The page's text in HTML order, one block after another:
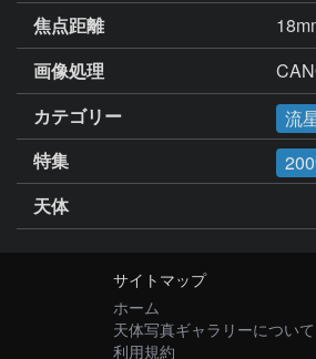
焦点距離
画像処理
カテゴリー
流
特集
天体
サイトマップ
ホーム
天体写真ギャラリーについて
利用規約